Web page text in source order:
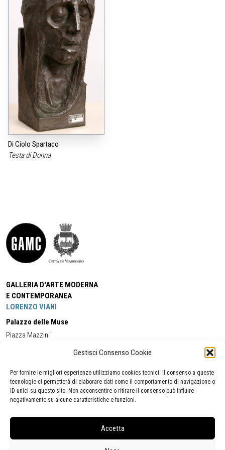
Gestisci Consenso Cookie
Per fornire le migliori esperienze utilizziamo cookies tecnici. Il consenso a queste
tecnologie ci permetterà di elaborare dati come il comportamento di navigazione o
ID unici su questo sito. Non acconsentire o ritirare il consenso può influire
negativamente su alcune caratteristiche e funzioni.
Accetta
Di Ciolo Spartaco
Testa di Donna
GALLERIA D'ARTE MODERNA
E CONTEMPORANEA
LORENZO VIANI
Palazzo delle Muse
Piazza Mazzini
Cell:+39 338 5714978 (orario apertura Galleria)
Tel:
+39 0584 944580
(orario 09.00/13.00)
Email:gamc@comune.viareggio.lu.it
Segnalazione di inaccessibilità